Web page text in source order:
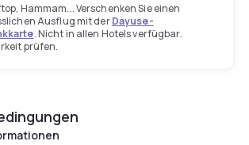
Hammam... Verschenken Sie einen
Ausflug mit derDayuse-
. Nicht in allen Hotels verfügbar.
prüfen.